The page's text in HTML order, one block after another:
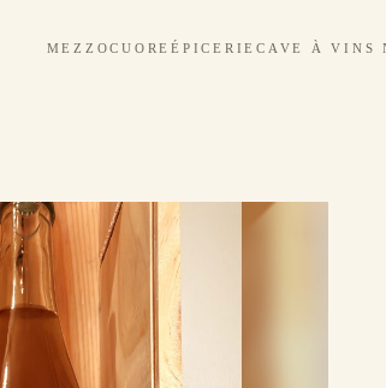
MEZZOCUOREÉPICERIECAVE À VINS